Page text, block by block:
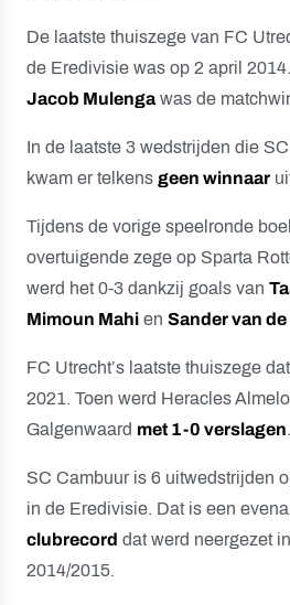
De laatste thuiszege van FC
de Eredivisie was op 2 april
Jacob Mulengawas de
In de laatste 3 wedstrijden die
kwam er telkens geen winnaar
Tijdens de vorige speelronde
overtuigende zege op Sparta
werd het 0-3 dankzij goals van
Mimoun Mahi en Sander van
FC Utrecht’s laatste thuiszege
2021. Toen werd Heracles
Galgenwaard met 1-0 verslagen.
SC Cambuur is 6 uitwedstrijden
in de Eredivisie. Dat is een
clubrecord dat werd neergezet
2014/2015.